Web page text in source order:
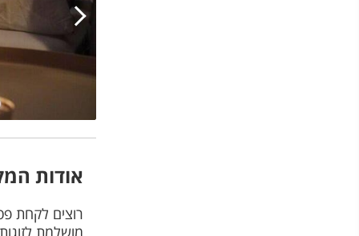
אודות
רוצים לקחת
מושלמת